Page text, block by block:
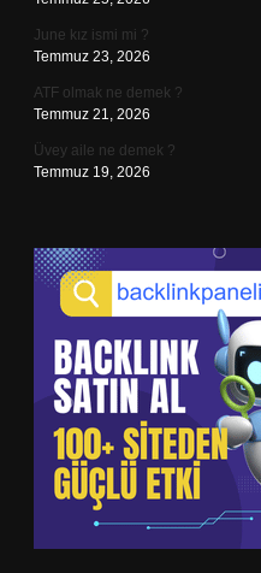
June kız ismi mi ?
Temmuz 23, 2026
ATF olmak ne demek ?
Temmuz 21, 2026
Üvey aile ne demek ?
Temmuz 19, 2026